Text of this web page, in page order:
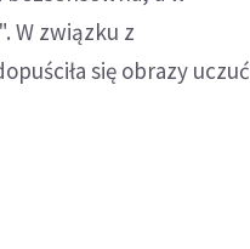
W związku z
się obrazy uczuć